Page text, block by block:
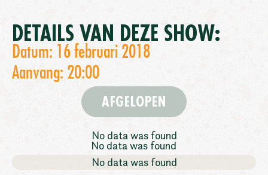
DETAILS VAN DEZE SHOW:
Datum: 16 februari 2018
Aanvang: 20:00
AFGELOPEN
No data was found
No data was found
No data was found